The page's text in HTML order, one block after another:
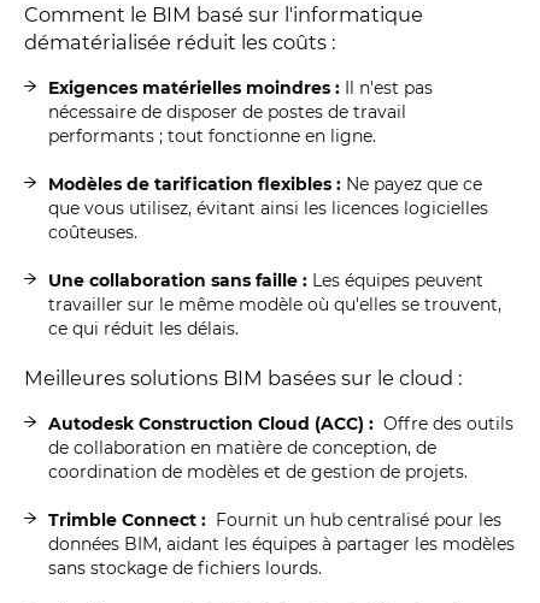
Comment le BIM basé sur l'informatique
dématérialisée réduit les coûts :
Exigences matérielles moindres : Il n'est pas
nécessaire de disposer de postes de travail
performants ; tout fonctionne en ligne.
Modèles de tarification flexibles : Ne payez que ce
que vous utilisez, évitant ainsi les licences logicielles
coûteuses.
Une collaboration sans faille : Les équipes peuvent
travailler sur le même modèle où qu'elles se trouvent,
ce qui réduit les délais.
Meilleures solutions BIM basées sur le cloud :
Autodesk Construction Cloud (ACC) : Offre des outils
de collaboration en matière de conception, de
coordination de modèles et de gestion de projets.
Trimble Connect : Fournit un hub centralisé pour les
données BIM, aidant les équipes à partager les modèles
sans stockage de fichiers lourds.